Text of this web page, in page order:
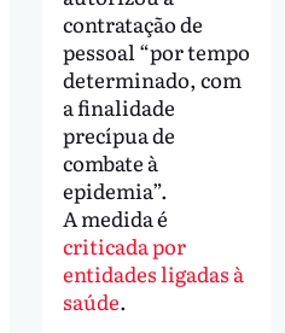
contratação de
pessoal “por tempo
determinado, com
a finalidade
precípua de
combate à
epidemia”.
A medida é
criticada por
entidades ligadas à
saúde.